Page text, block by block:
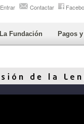
Entrar Contactar
La Fundación Pagos